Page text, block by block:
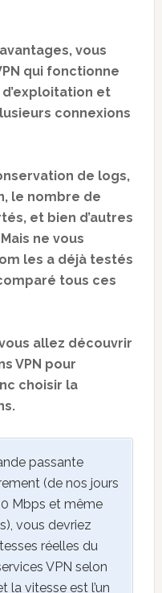
vous
qui fonctionne
et
connexions
de logs,
le nombre de
et bien d’autres
ne vous
les a déjà testés
tous ces
allez découvrir
VPN pour
choisir la
passante
(de nos jours
Mbps et même
vous devriez
réelles du
VPN selon
la vitesse est l’un